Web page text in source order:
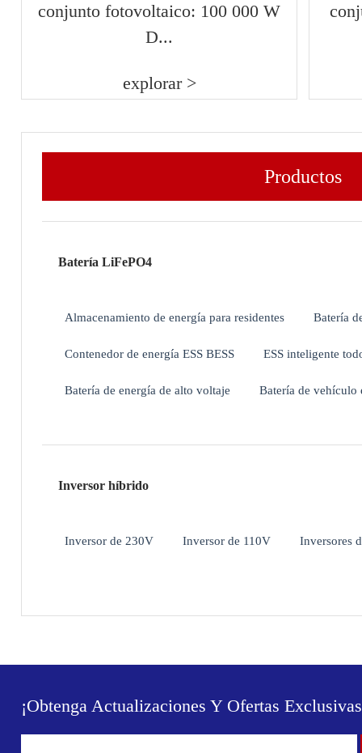
conjunto fotovoltaico: 100 000 W
D...
explorar >
Productos
Batería LiFePO4
Almacenamiento de energía para residentes Batería
Contenedor de energía ESS BESS ESS inteligente
Batería de energía de alto voltaje Batería de vehículo
Inversor híbrido
Inversor de 230V Inversor de 110V Inversores
¡Obtenga Actualizaciones Y Ofertas